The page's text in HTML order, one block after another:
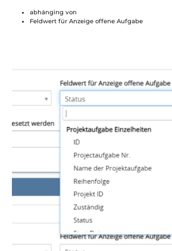
abhänging von
Feldwert für Anzeige offene Aufgabe